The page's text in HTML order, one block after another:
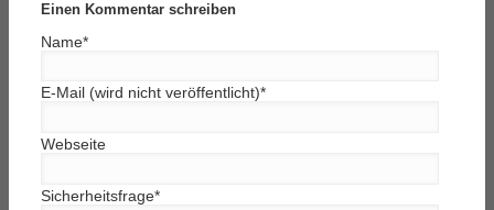
Einen Kommentar schreiben
Name*
E-Mail (wird nicht veröffentlicht)*
Webseite
Sicherheitsfrage*